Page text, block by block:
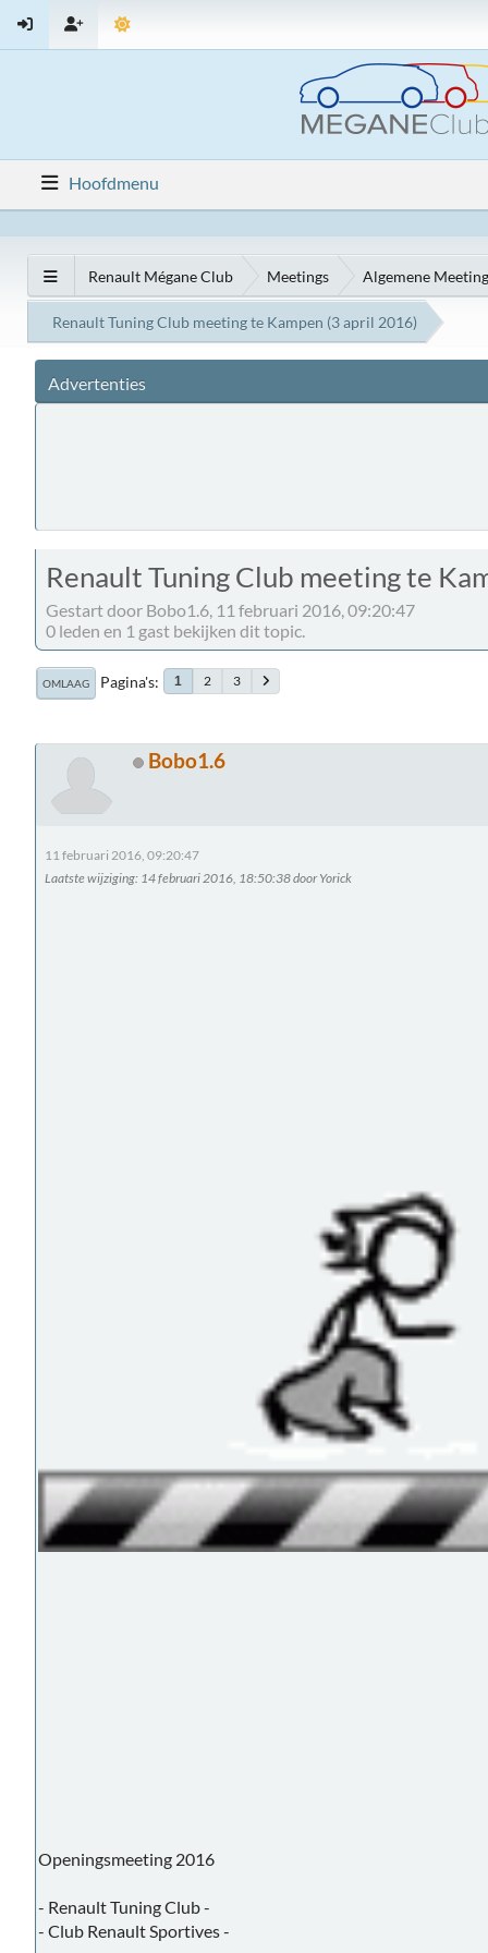
Hoofdmenu
Renault Mégane Club Meetings Algemene
Renault Tuning Club meeting te Kampen (3 april 2016)
Advertenties
Renault Tuning Club meeting te
Gestart door Bobo1.6, 11 februari 2016, 09:20:47
0 leden en 1 gast bekijken dit topic.
OMLAAG Pagina's 1 2 3
Bobo1.6
11 februari 2016, 09:20:47
Laatste wijziging: 14 februari 2016, 18:50:38 door Yorick
Openingsmeeting 2016
- Renault Tuning Club -
- Club Renault Sportives -